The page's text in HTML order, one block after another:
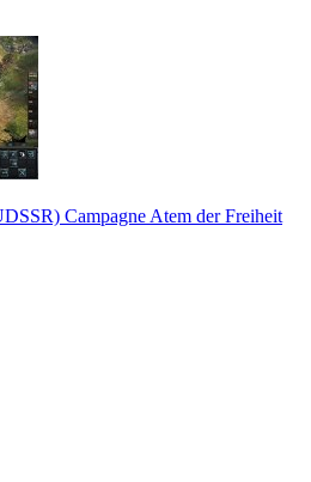
Campagne Atem der Freiheit